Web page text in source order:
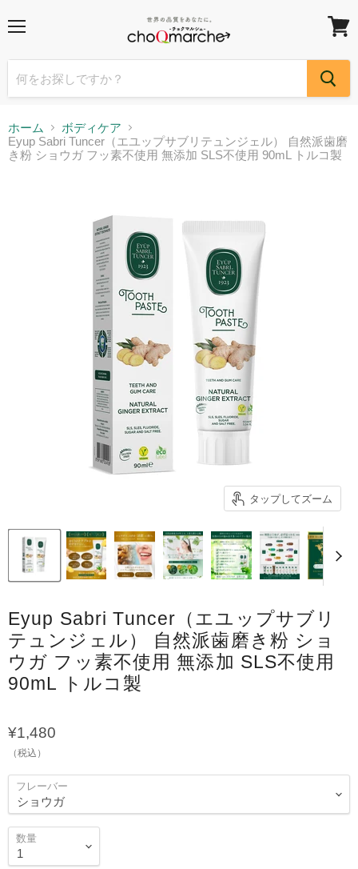
ュ
ー
ト
を
ホーム
ボディケア
Eyup Sabri Tuncer（エユップサブリテュンジェル） 自然派歯磨
き粉 ショウガ フッ素不使用 無添加 SLS不使用 90mL トルコ製
タップしてズーム
Eyup Sabri Tuncer（エユップサブリ
テュンジェル） 自然派歯磨き粉 ショ
ウガ フッ素不使用 無添加 SLS不使用
90mL トルコ製
¥1,480
（税込）
フレーバー
数量